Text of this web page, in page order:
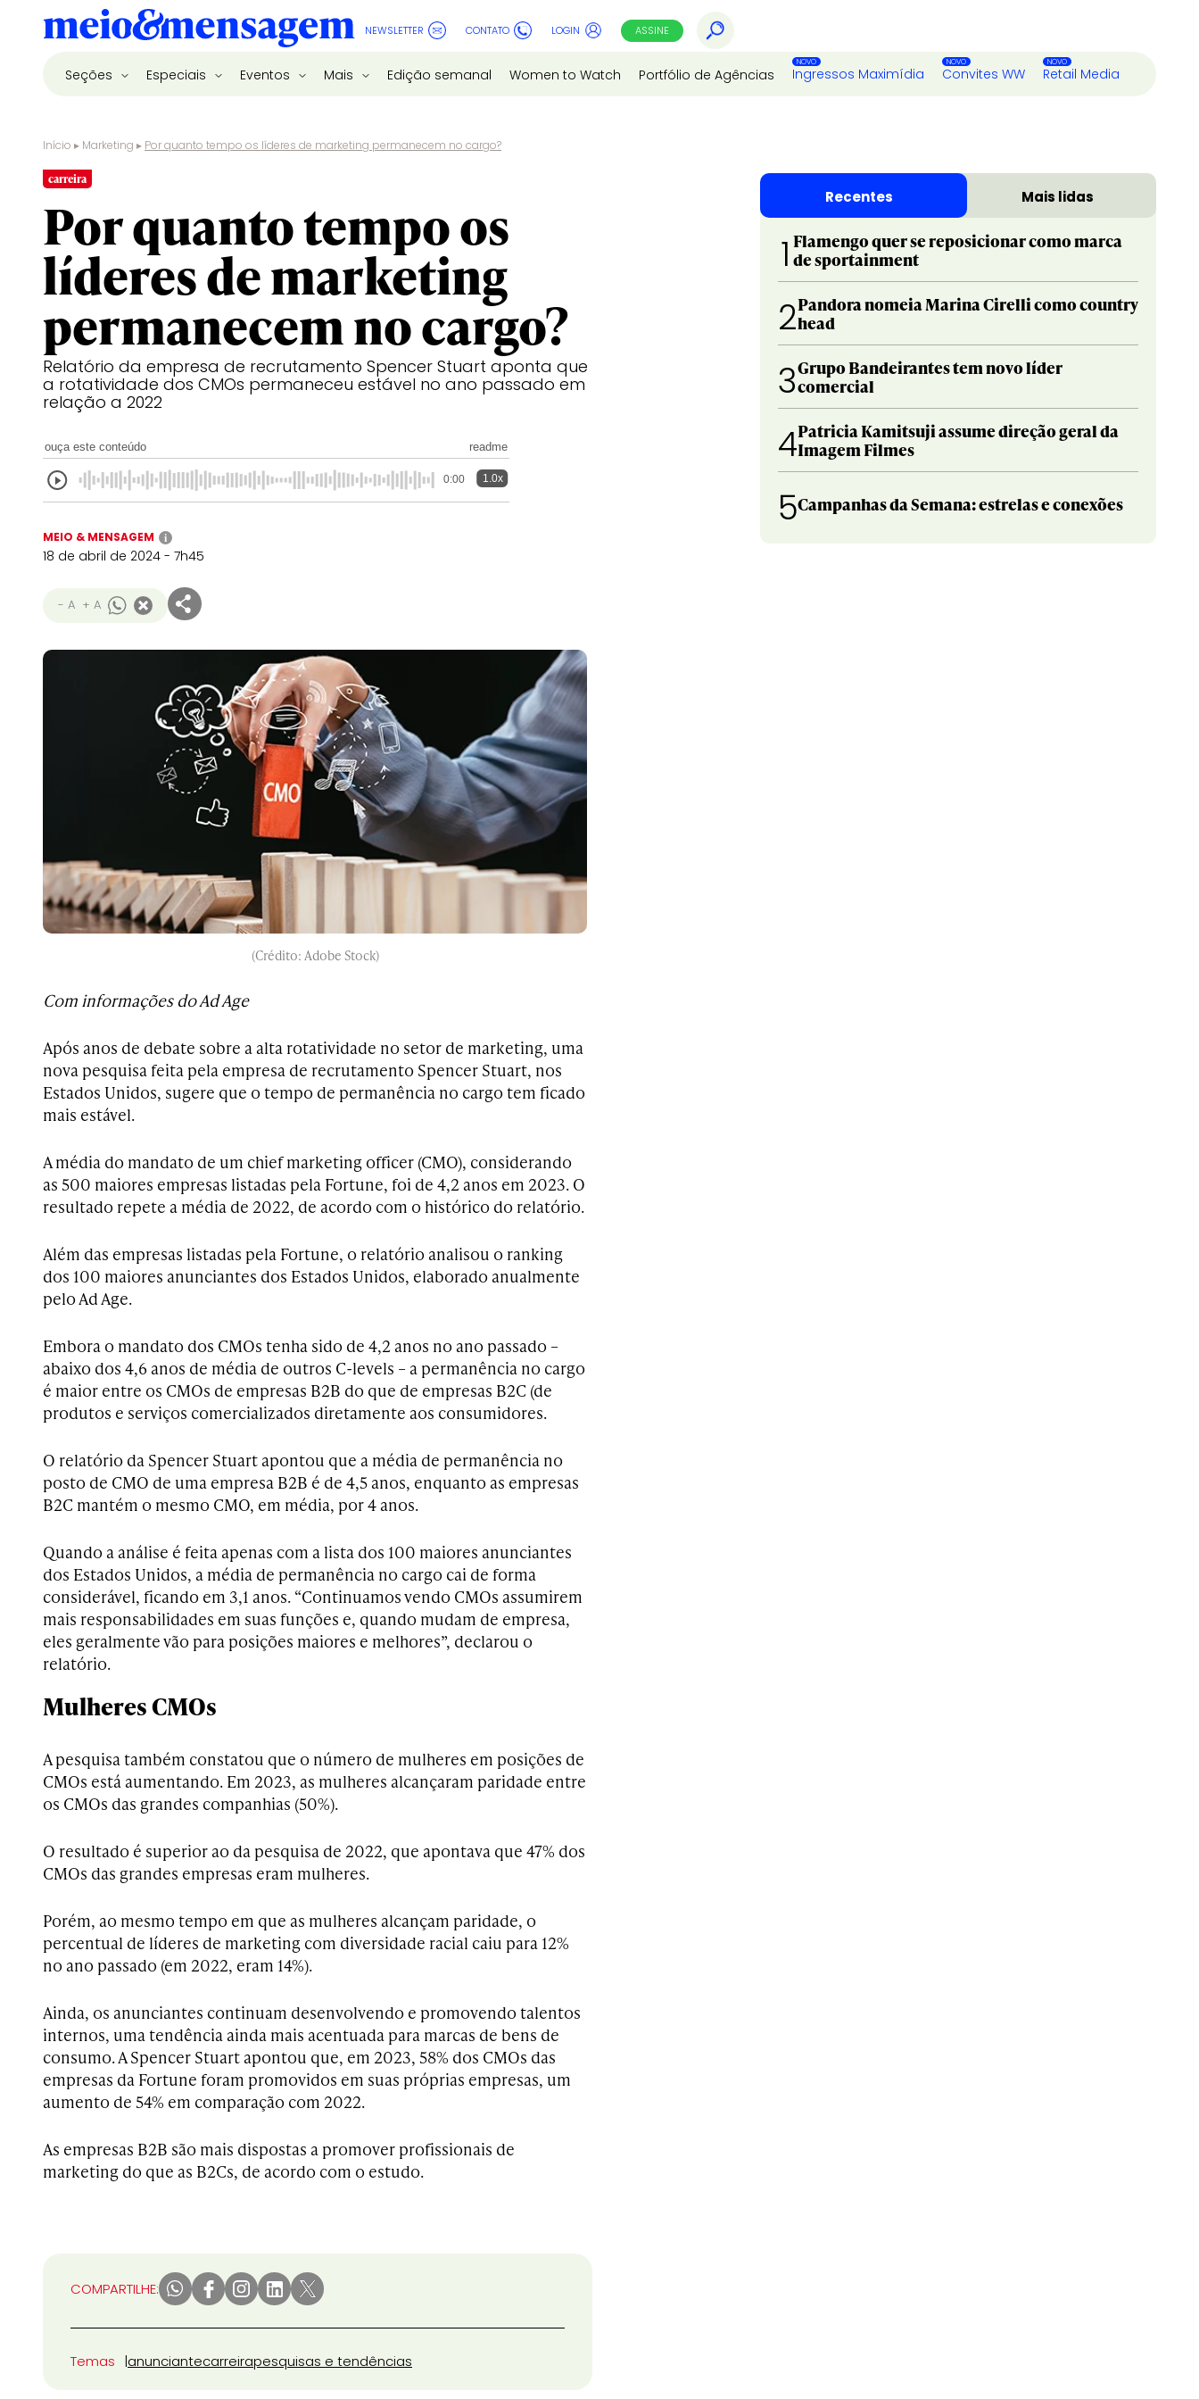
NEWSLETTER CONTATO LOGIN ASSINE
Seções Especiais Eventos Mais Edição semanal Women to Watch Portfólio de Agências Ingressos Maximídia Convites WW Retail Media
Início ▸ Marketing ▸ Por quanto tempo os líderes de marketing permanecem no cargo?
carreira
Por quanto tempo os
líderes de marketing
permanecem no cargo?
Relatório da empresa de recrutamento Spencer Stuart aponta que
a rotatividade dos CMOs permaneceu estável no ano passado em
relação a 2022
ouça este conteúdo readme
0:00 1.0x
MEIO & MENSAGEM i
18 de abril de 2024 - 7h45
- A + A
(Crédito: Adobe Stock)
Com informações do Ad Age
Após anos de debate sobre a alta rotatividade no setor de marketing, uma
nova pesquisa feita pela empresa de recrutamento Spencer Stuart, nos
Estados Unidos, sugere que o tempo de permanência no cargo tem ficado
mais estável.
A média do mandato de um chief marketing officer (CMO), considerando
as 500 maiores empresas listadas pela Fortune, foi de 4,2 anos em 2023. O
resultado repete a média de 2022, de acordo com o histórico do relatório.
Além das empresas listadas pela Fortune, o relatório analisou o ranking
dos 100 maiores anunciantes dos Estados Unidos, elaborado anualmente
pelo Ad Age.
Embora o mandato dos CMOs tenha sido de 4,2 anos no ano passado –
abaixo dos 4,6 anos de média de outros C-levels – a permanência no cargo
é maior entre os CMOs de empresas B2B do que de empresas B2C (de
produtos e serviços comercializados diretamente aos consumidores.
O relatório da Spencer Stuart apontou que a média de permanência no
posto de CMO de uma empresa B2B é de 4,5 anos, enquanto as empresas
B2C mantém o mesmo CMO, em média, por 4 anos.
Quando a análise é feita apenas com a lista dos 100 maiores anunciantes
dos Estados Unidos, a média de permanência no cargo cai de forma
considerável, ficando em 3,1 anos. “Continuamos vendo CMOs assumirem
mais responsabilidades em suas funções e, quando mudam de empresa,
eles geralmente vão para posições maiores e melhores”, declarou o
relatório.
Mulheres CMOs
A pesquisa também constatou que o número de mulheres em posições de
CMOs está aumentando. Em 2023, as mulheres alcançaram paridade entre
os CMOs das grandes companhias (50%).
O resultado é superior ao da pesquisa de 2022, que apontava que 47% dos
CMOs das grandes empresas eram mulheres.
Porém, ao mesmo tempo em que as mulheres alcançam paridade, o
percentual de líderes de marketing com diversidade racial caiu para 12%
no ano passado (em 2022, eram 14%).
Ainda, os anunciantes continuam desenvolvendo e promovendo talentos
internos, uma tendência ainda mais acentuada para marcas de bens de
consumo. A Spencer Stuart apontou que, em 2023, 58% dos CMOs das
empresas da Fortune foram promovidos em suas próprias empresas, um
aumento de 54% em comparação com 2022.
As empresas B2B são mais dispostas a promover profissionais de
marketing do que as B2Cs, de acordo com o estudo.
COMPARTILHE:
Temas anunciantecarreirapesquisas e tendências
Recentes Mais lidas
1 Flamengo quer se reposicionar como marca
de sportainment
2Pandora nomeia Marina Cirelli como country
head
3Grupo Bandeirantes tem novo líder
comercial
4Patricia Kamitsuji assume direção geral da
Imagem Filmes
5Campanhas da Semana: estrelas e conexões